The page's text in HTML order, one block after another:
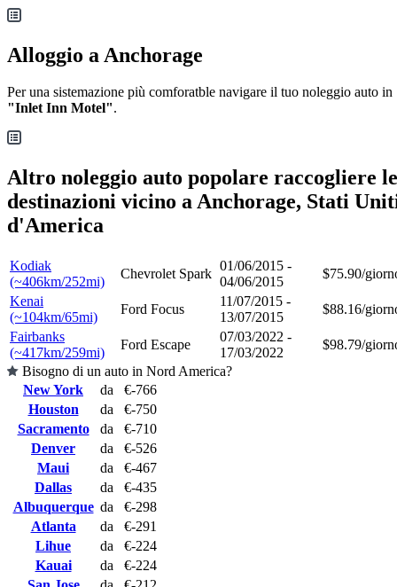
Alloggio a Anchorage
Per una sistemazione più comforatble navigare il tuo noleggio auto in
"Inlet Inn Motel".
Altro noleggio auto popolare raccogliere le
destinazioni vicino a Anchorage, Stati
d'America
Kodiak
(~406km/252mi)
Chevrolet Spark
01/06/2015 -
04/06/2015
$75.90/
Kenai
(~104km/65mi)
Ford Focus
11/07/2015 -
13/07/2015
$88.16/
Fairbanks
(~417km/259mi)
Ford Escape
07/03/2022 -
17/03/2022
$98.79/
Bisogno di un auto in Nord America?
New York
da
€-766
Houston
da
€-750
Sacramento
da
€-710
Denver
da
€-526
Maui
da
€-467
Dallas
da
€-435
Albuquerque da
€-298
Atlanta
da
€-291
Lihue
da
€-224
Kauai
da
€-224